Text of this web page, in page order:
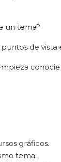
un tema?
de vista
gráficos.
tema.